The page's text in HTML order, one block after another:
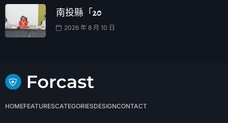
南投縣「20
2026 年 8 月 10 日
HOMEFEATURESCATEGORIESDESIGNCONTACT